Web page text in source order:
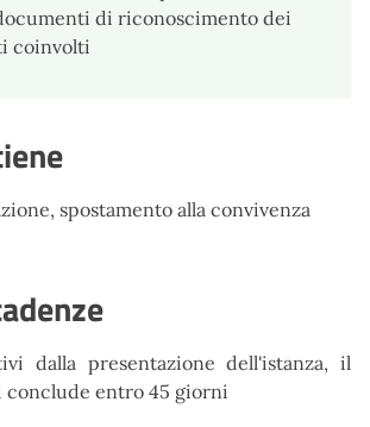
di riconoscimento dei
coinvolti
spostamento alla convivenza
dalla presentazione dell'istanza, il
entro 45 giorni